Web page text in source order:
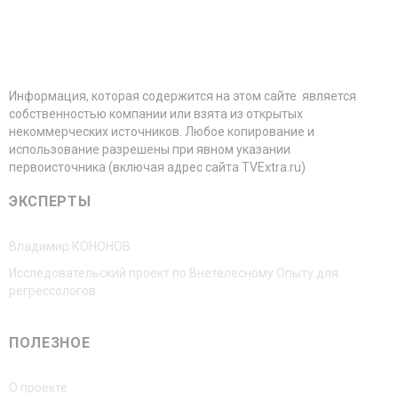
Информация, которая содержится на этом сайте является
собственностью компании или взята из открытых
некоммерческих источников. Любое копирование и
использование разрешены при явном указании
первоисточника (включая адрес сайта TVExtra.ru)
ЭКСПЕРТЫ
Владимир КОНОНОВ
Исследовательский проект по Внетелесному Опыту для
регрессологов
ПОЛЕЗНОЕ
О проекте